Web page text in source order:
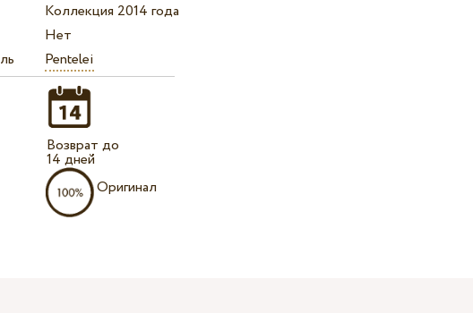
Коллекция 2014 года
Нет
Pentelei
Возврат до
14 дней
Оригинал